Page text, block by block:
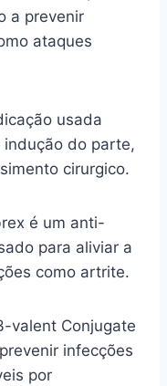
a prevenir
ataques
usada
do parte,
cirurgico.
é um anti-
para aliviar a
como artrite.
valent Conjugate
infecções
por